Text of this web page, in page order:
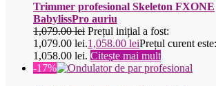
Trimmer profesional Skeleton FXONE
BabylissPro auriu
1,079.00lei Prețul inițial a fost:
1,079.00 lei.1,058.00 leiPrețul curent este:
1,058.00 lei. Citește mai mult
-17%